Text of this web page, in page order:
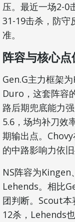
压。最近一场2-0
31-19击杀，防守
准。
阵容与核心点
Gen.G主力框架
Duro，这套阵容
路后期兜底能力
5.6，场均补刀效
期输出点。
的中路影响力依旧
NS阵容为Kingen
Lehends。相比
团判断。Scout本
12杀，Lehends